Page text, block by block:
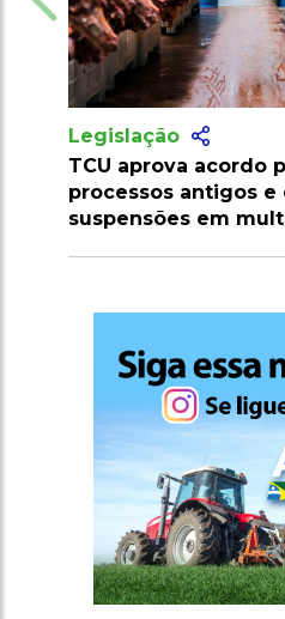
regularizar
Legislação
Chaco
potência